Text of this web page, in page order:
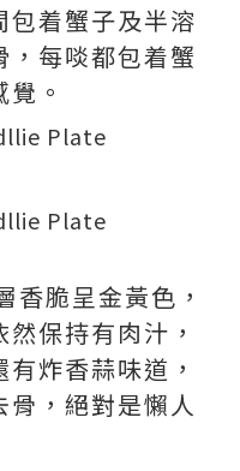
包着蟹子及半溶
每啖都包着蟹
。
香脆呈金黃色，
保持有肉汁，
炸香蒜味道，
，絕對是懶人